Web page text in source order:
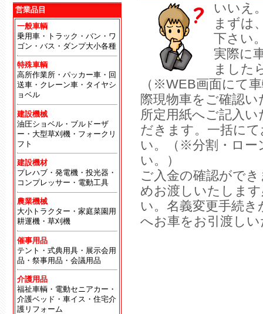
営業品目
一般車輌
乗用車・トラック・バン・ワ
ゴン・バス・ダンプ大小各種
特殊車輌
高所作業所・パッカー車・回
送車・クレーン車・タイヤシ
ョベル
建設機械
油圧ショベル・ブルドーザ
ー・大型草刈機・フォークリ
フト
建設機材
プレハブ・発電機・投光器・
コンプレッサー・電動工具
農業機械
大小トラクター・家庭菜園用
耕運機・草刈機
催事用品
テント・式典用具・展示会用
品・祭事用品・会議用品
介護用品
福祉車輌・電動セニアカー・
介護ベッド・車イス・住宅介
護リフォーム
いいえ
まずは
下さい
実際に
ました
（※WEB画面にて
際現物車をご確認
所定用紙へご記入
だきます。一括に
い。（※分割・ロー
い。）
ご入金の確認がで
めお渡しいたしま
い。名義変更手続
へお車をお引渡し